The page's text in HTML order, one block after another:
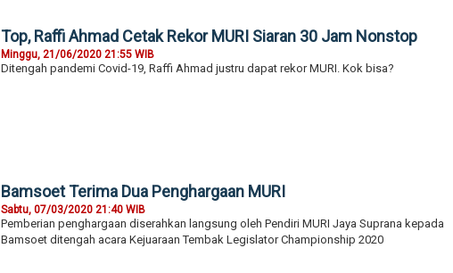
Top, Raffi Ahmad Cetak Rekor MURI Siaran 30 Jam Nonstop
Minggu, 21/06/2020 21:55 WIB
Ditengah pandemi Covid-19, Raffi Ahmad justru dapat rekor MURI. Kok bisa?
Bamsoet Terima Dua Penghargaan MURI
Sabtu, 07/03/2020 21:40 WIB
Pemberian penghargaan diserahkan langsung oleh Pendiri MURI Jaya Suprana kepada
Bamsoet ditengah acara Kejuaraan Tembak Legislator Championship 2020